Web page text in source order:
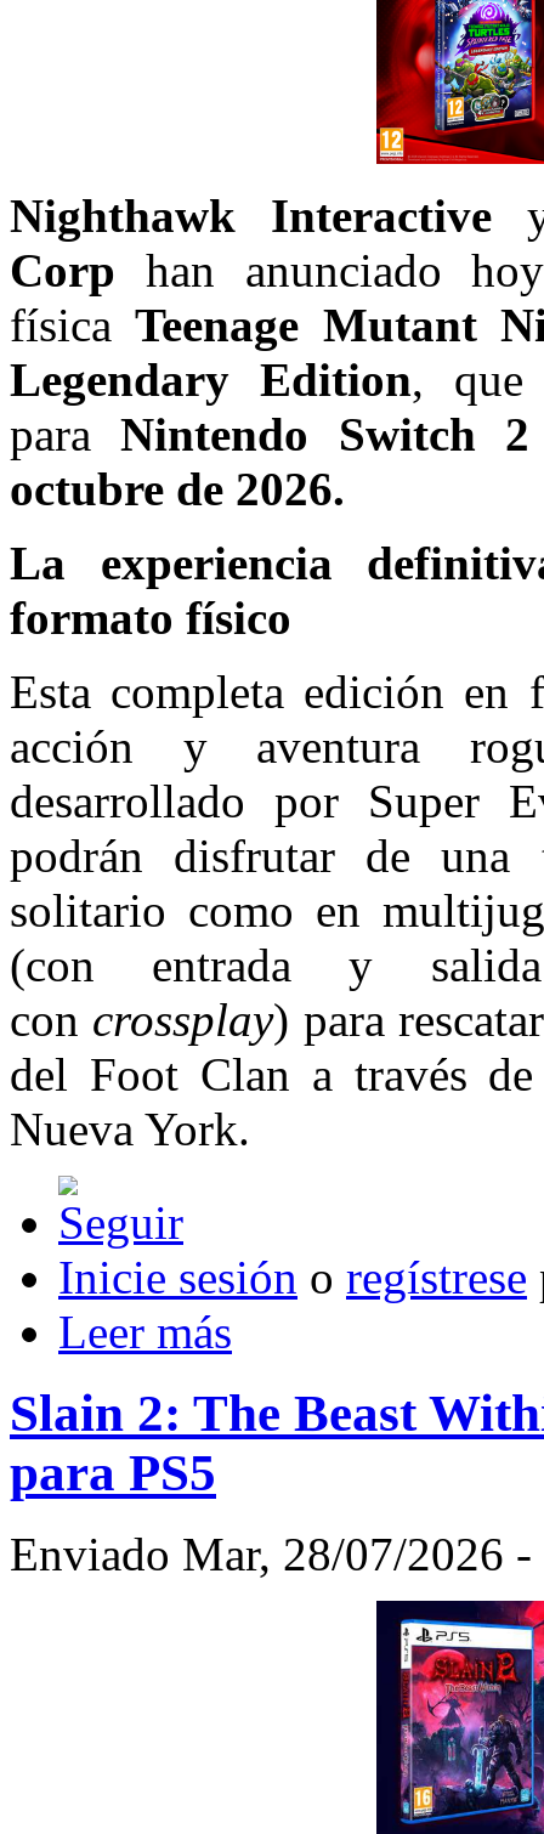
Nighthawk Interactivey
Corp han anunciado
físicaTeenage Mutant
Legendary Edition, que
paraNintendo Switch
octubre de 2026.
La experiencia
formato físico
Esta completa edición en
acción y aventura
desarrollado por Super
podrán disfrutar de una
solitario como en
(con entrada y
con crossplay) para
del Foot Clan a través de
Nueva York.
Inicie sesión o regístrese
Leer más
Slain 2: The Beast
para PS5
Enviado Mar, 28/07/2026